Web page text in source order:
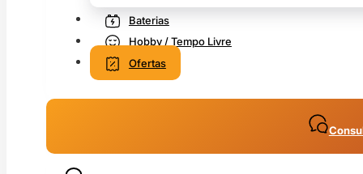
Baterias
Hobby / Tempo Livre
Ofertas